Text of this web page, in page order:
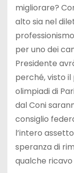
migliorare?
alto sia nel
per uno dei
Presidente
perché, visto
olimpiadi di
dal Coni
consiglio
l’intero
speranza di
qualche